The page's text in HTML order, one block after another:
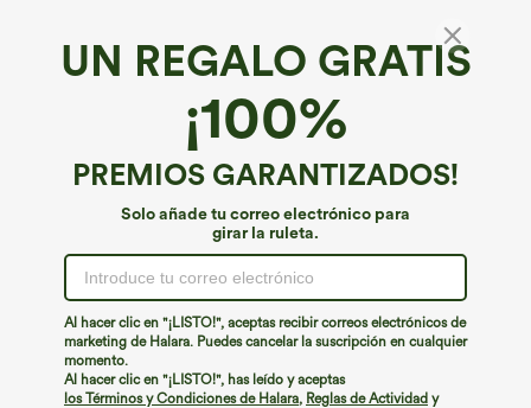
UN REGALO GRATIS
¡100%
PREMIOS GARANTIZADOS!
Solo añade tu correo electrónico para
girar la ruleta.
Al hacer clic en "¡LISTO!", aceptas recibir correos electrónicos de
marketing de Halara. Puedes cancelar la suscripción en cualquier
momento.
Al hacer clic en "¡LISTO!", has leído y aceptas
los Términos y Condiciones de Halara, Reglas de Actividad y
¡Ups!
No podemos encontrar la página que estás buscando.
Seguir comprando